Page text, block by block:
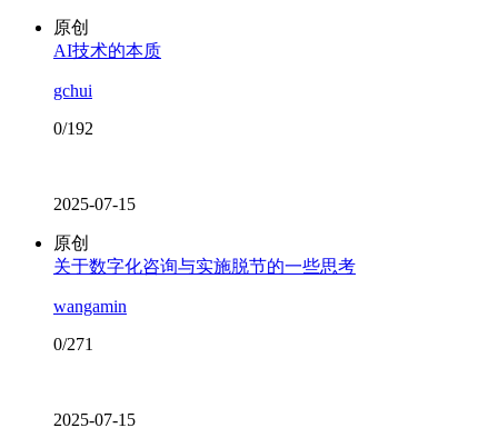
原创
AI技术的本质
gchui
0/192
2025-07-15
原创
关于数字化咨询与实施脱节的一些思考
wangamin
0/271
2025-07-15